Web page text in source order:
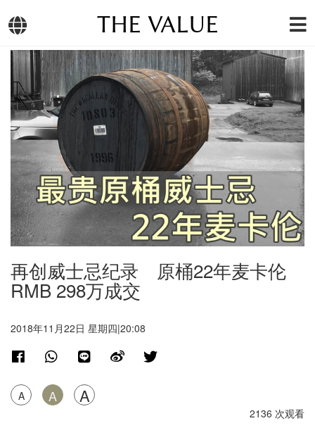
THE VALUE
再创威士忌纪录 原桶22年麦卡伦
RMB 298万成交
2018年11月22日 星期四|20:08
A A A
2136 次观看